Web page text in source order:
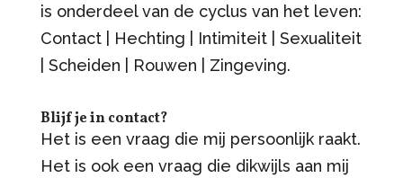
is onderdeel van de cyclus van het leven:
Contact | Hechting | Intimiteit | Sexualiteit
| Scheiden | Rouwen | Zingeving.
Blijf je in contact?
Het is een vraag die mij persoonlijk raakt.
Het is ook een vraag die dikwijls aan mij